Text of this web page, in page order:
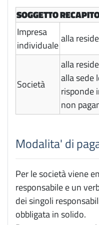
SOGGETTO
Impresa
individuale
alla
Società
alla
alla sede
risponde
non
Modalita' di
Per le società viene
responsabile e un
dei singoli
obbligata in solido.